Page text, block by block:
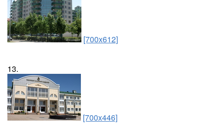
[700x612]
13.
[700x446]